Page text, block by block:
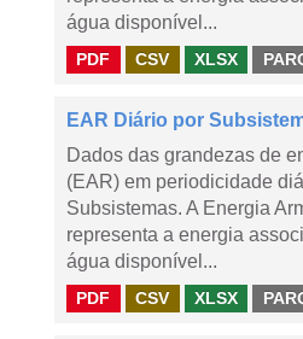
água disponível...
PDF CSV XLSX
EAR Diário por
Dados das grandezas de
(EAR) em periodicidade
Subsistemas. A Energia
representa a energia
água disponível...
PDF CSV XLSX